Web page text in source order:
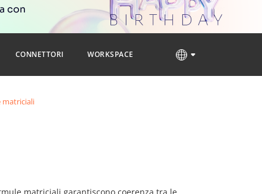
con
CONNETTORI WORKSPACE
matriciali